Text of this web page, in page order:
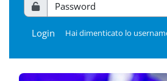
Login Hai dimenticato lo